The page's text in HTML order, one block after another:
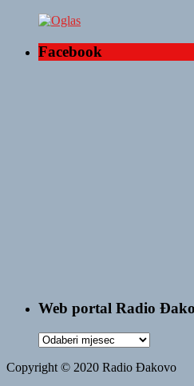
Facebook
Web portal Radio
Web
Radio
Copyright © 2020 Radio Đakovo